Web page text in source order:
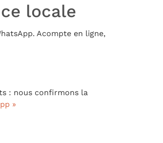
locale
Acompte en ligne,
: nous confirmons la
»